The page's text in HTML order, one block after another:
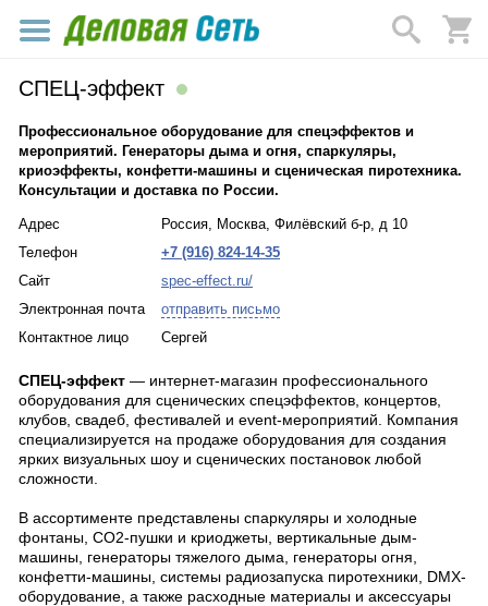
СПЕЦ-эффект
Профессиональное оборудование для спецэффектов и
мероприятий. Генераторы дыма и огня, спаркуляры,
криоэффекты, конфетти-машины и сценическая пиротехника.
Консультации и доставка по России.
Адрес
Россия, Москва, Филёвский б-р, д 10
Телефон
+7 (916) 824-14-35
Сайт
spec-effect.ru/
Электронная почта
отправить письмо
Контактное лицо
Сергей
СПЕЦ-эффект — интернет-магазин профессионального
оборудования для сценических спецэффектов, концертов,
клубов, свадеб, фестивалей и event-мероприятий. Компания
специализируется на продаже оборудования для создания
ярких визуальных шоу и сценических постановок любой
сложности.
В ассортименте представлены спаркуляры и холодные
фонтаны, CO2-пушки и криоджеты, вертикальные дым-
машины, генераторы тяжелого дыма, генераторы огня,
конфетти-машины, системы радиозапуска пиротехники, DMX-
оборудование, а также расходные материалы и аксессуары